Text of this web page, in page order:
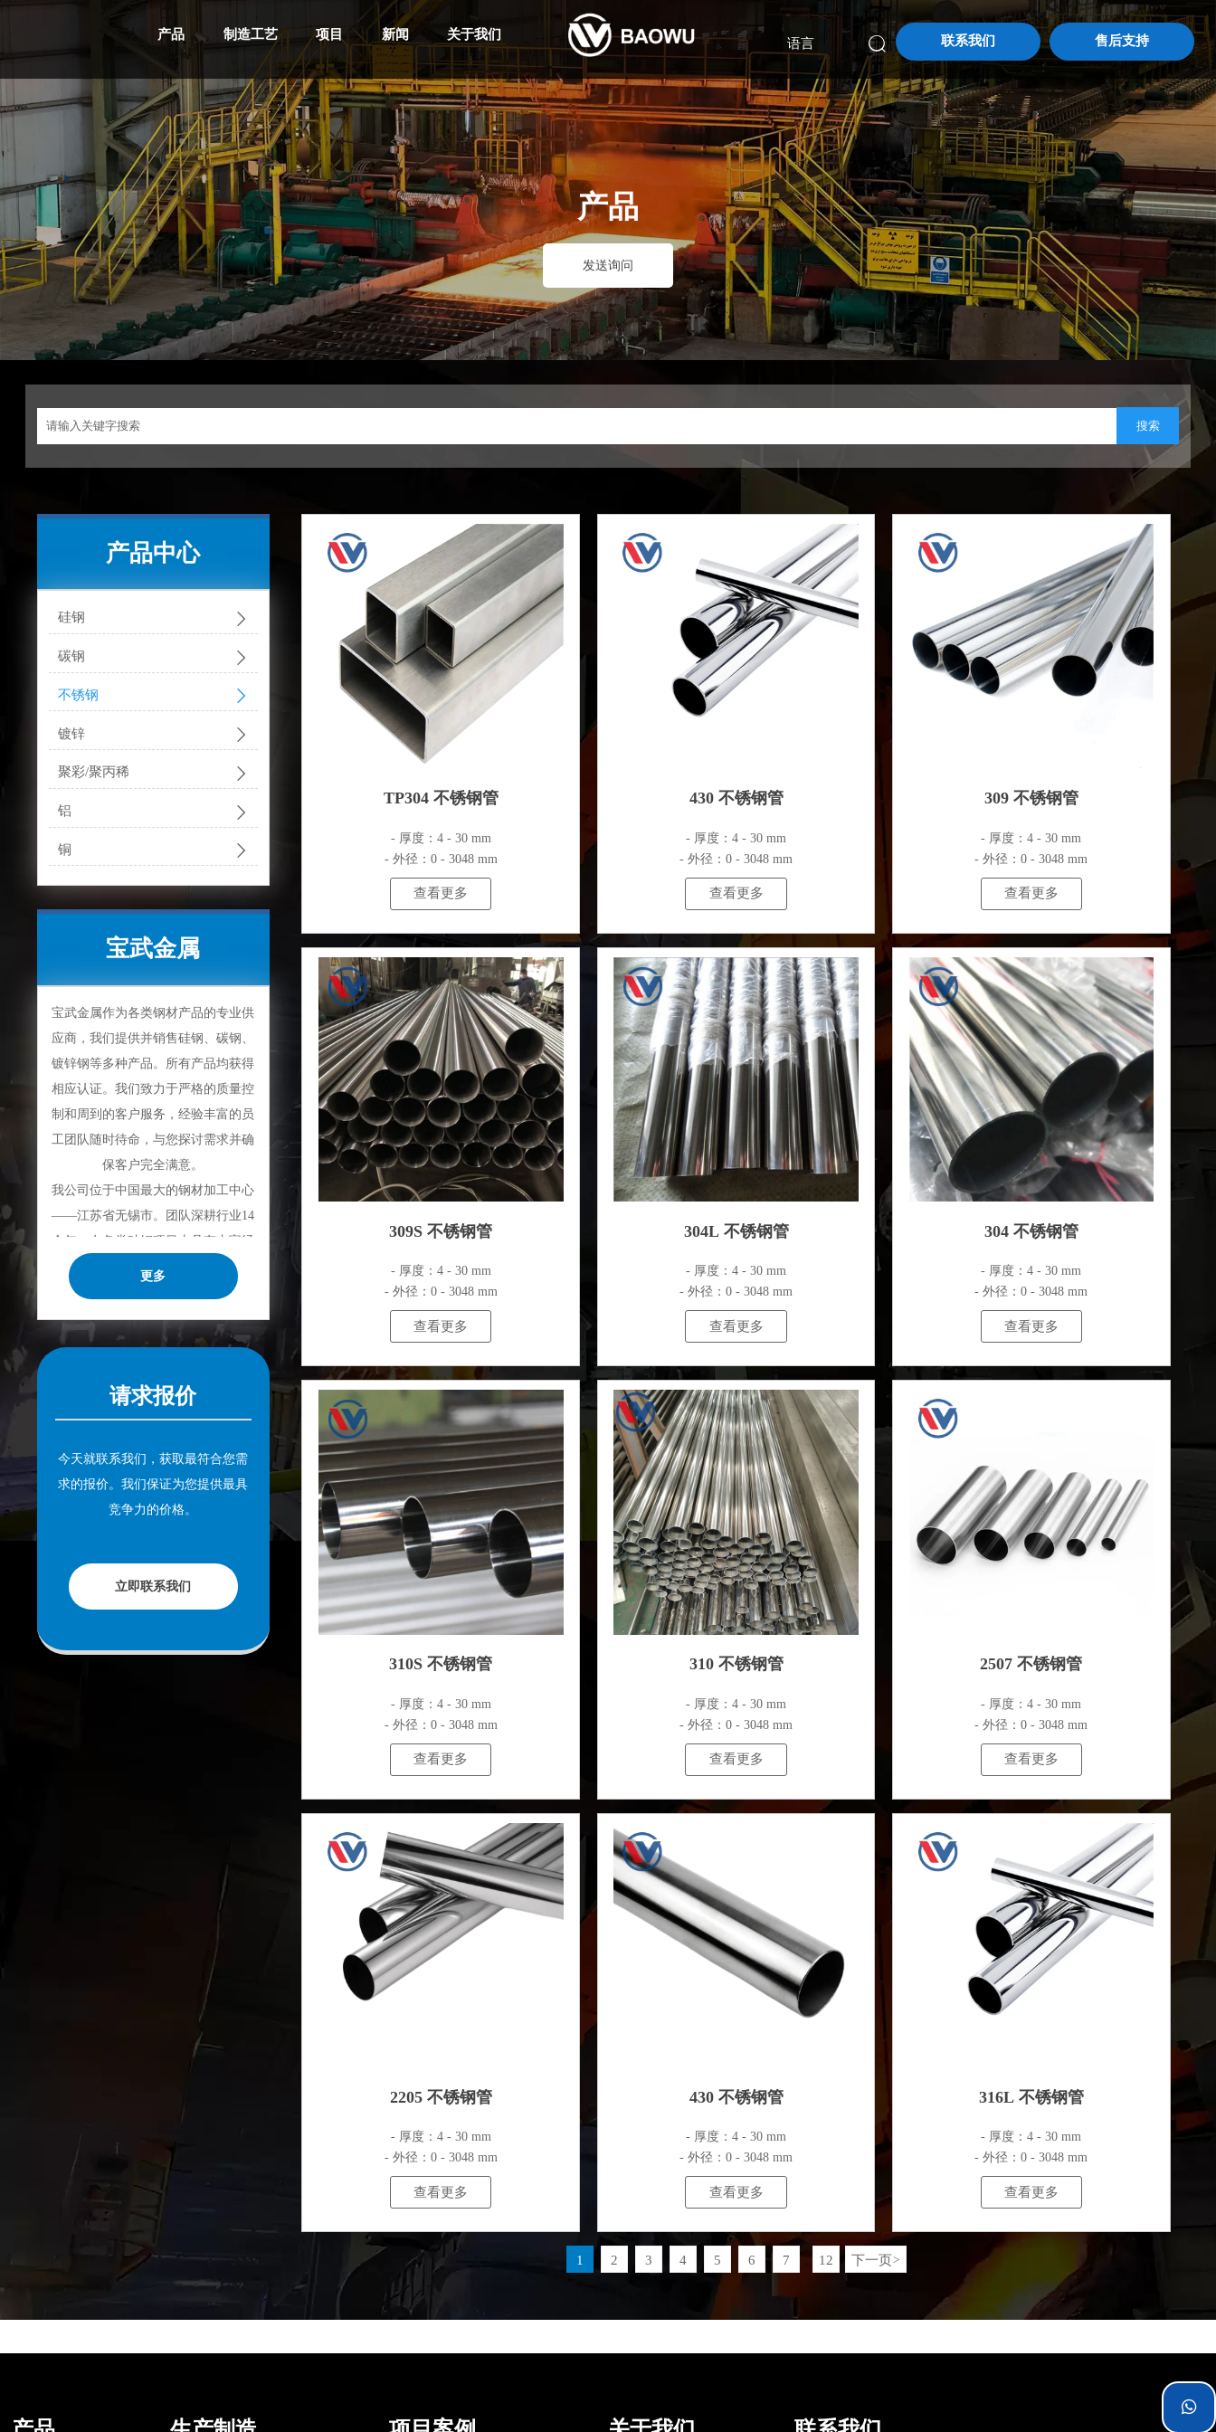
产品 制造工艺 项目 新闻 关于我们
语言  联系我们 售后支持
产品
发送询问
搜索
产品中心
硅钢 
碳钢 
不锈钢 
镀锌 
聚彩/聚丙稀 
铝 
铜 
宝武金属
宝武金属作为各类钢材产品的专业供
应商，我们提供并销售硅钢、碳钢、
镀锌钢等多种产品。所有产品均获得
相应认证。我们致力于严格的质量控
制和周到的客户服务，经验丰富的员
工团队随时待命，与您探讨需求并确
保客户完全满意。
我公司位于中国最大的钢材加工中心
——江苏省无锡市。团队深耕行业14
余年，在各类硅钢项目上具有丰富经
验，熟悉CE、SGS等多种硅钢标准。
我们可根据特殊需求进行设计定制，
并确保安全性、高效性及合理价格。
目前我们已逐步扩展至五座专业配送
建筑、工程及通用制造业提供专业服
务。
更多
请求报价
今天就联系我们，获取最符合您需
求的报价。我们保证为您提供最具
竞争力的价格。
立即联系我们
TP304 不锈钢管
- 厚度：4 - 30 mm
- 外径：0 - 3048 mm
查看更多
430 不锈钢管
- 厚度：4 - 30 mm
- 外径：0 - 3048 mm
查看更多
309 不锈钢管
- 厚度：4 - 30 mm
- 外径：0 - 3048 mm
查看更多
309S 不锈钢管
- 厚度：4 - 30 mm
- 外径：0 - 3048 mm
查看更多
304L 不锈钢管
- 厚度：4 - 30 mm
- 外径：0 - 3048 mm
查看更多
304 不锈钢管
- 厚度：4 - 30 mm
- 外径：0 - 3048 mm
查看更多
310S 不锈钢管
- 厚度：4 - 30 mm
- 外径：0 - 3048 mm
查看更多
310 不锈钢管
- 厚度：4 - 30 mm
- 外径：0 - 3048 mm
查看更多
2507 不锈钢管
- 厚度：4 - 30 mm
- 外径：0 - 3048 mm
查看更多
2205 不锈钢管
- 厚度：4 - 30 mm
- 外径：0 - 3048 mm
查看更多
430 不锈钢管
- 厚度：4 - 30 mm
- 外径：0 - 3048 mm
查看更多
316L 不锈钢管
- 厚度：4 - 30 mm
- 外径：0 - 3048 mm
查看更多
1 2 3 4 5 6 7 ... 12 下一页>
